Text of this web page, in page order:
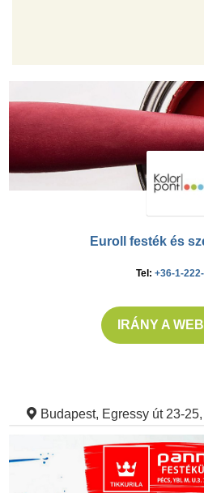
Euroll festék és
Tel: +36-1-
IRÁNY A
Budapest, Egressy út 23-